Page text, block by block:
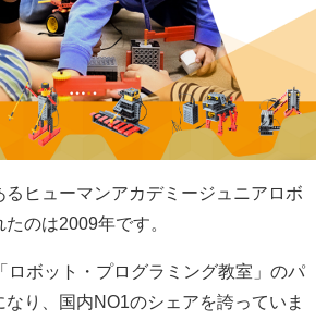
るヒューマンアカデミージュニアロボ
のは2009年です。
ロボット・プログラミング教室」のパ
り、国内NO1のシェアを誇っていま